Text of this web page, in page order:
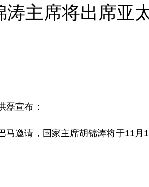
涛主席将出席亚
宣布：
请，国家主席胡锦涛将于11月